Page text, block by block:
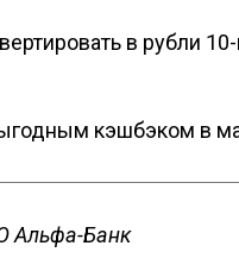
в рубли
кэшбэком в
Альфа-Банк